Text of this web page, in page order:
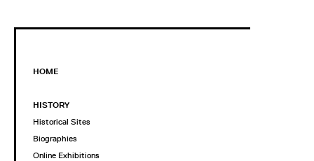
HOME
HISTORY
Historical Sites
Biographies
Online Exhibitions